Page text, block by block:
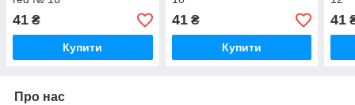
41 ₴
Купити
41₴
Купити
41
Про нас